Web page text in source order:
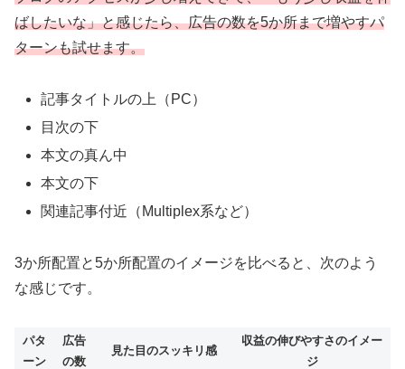
ばしたいな」と感じたら、広告の数を5か所まで増やすパ
ターンも試せます。
記事タイトルの上（PC）
目次の下
本文の真ん中
本文の下
関連記事付近（Multiplex系など）
3か所配置と5か所配置のイメージを比べると、次のよう
な感じです。
パタ
ーン
広告
の数
見た目のスッキリ感
収益の伸びやすさのイメー
ジ